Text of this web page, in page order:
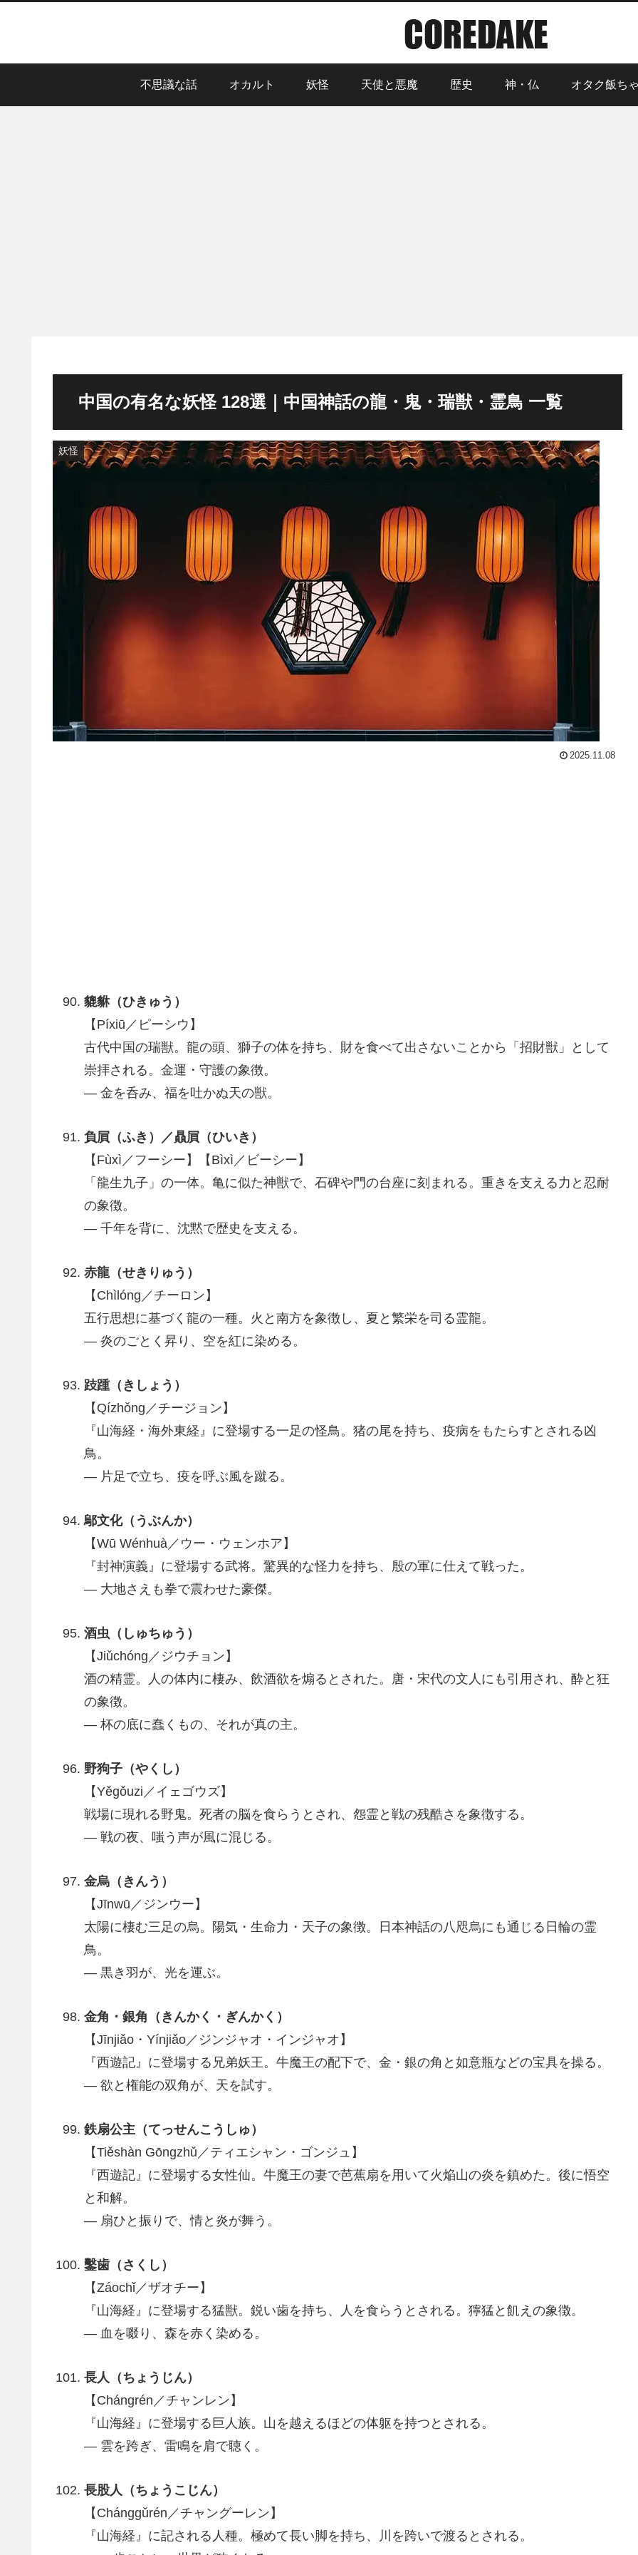
不思議な話 オカルト 妖怪 天使と悪魔 歴史 神・仏 オタク飯ち
中国の有名な妖怪 128選｜中国神話の龍・鬼・瑞獣・霊鳥 一覧
妖怪
2025.11.08
貔貅（ひきゅう）
【Píxiū／ピーシウ】
古代中国の瑞獣。龍の頭、獅子の体を持ち、財を食べて出さないことから「招財獣」として
崇拝される。金運・守護の象徴。
― 金を呑み、福を吐かぬ天の獣。
負屓（ふき）／贔屓（ひいき）
【Fùxì／フーシー】【Bìxì／ビーシー】
「龍生九子」の一体。亀に似た神獣で、石碑や門の台座に刻まれる。重きを支える力と忍耐
の象徴。
― 千年を背に、沈黙で歴史を支える。
赤龍（せきりゅう）
【Chìlóng／チーロン】
五行思想に基づく龍の一種。火と南方を象徴し、夏と繁栄を司る霊龍。
― 炎のごとく昇り、空を紅に染める。
跂踵（きしょう）
【Qízhǒng／チージョン】
『山海経・海外東経』に登場する一足の怪鳥。猪の尾を持ち、疫病をもたらすとされる凶
鳥。
― 片足で立ち、疫を呼ぶ風を蹴る。
鄔文化（うぶんか）
【Wū Wénhuà／ウー・ウェンホア】
『封神演義』に登場する武将。驚異的な怪力を持ち、殷の軍に仕えて戦った。
― 大地さえも拳で震わせた豪傑。
酒虫（しゅちゅう）
【Jiǔchóng／ジウチョン】
酒の精霊。人の体内に棲み、飲酒欲を煽るとされた。唐・宋代の文人にも引用され、酔と狂
の象徴。
― 杯の底に蠢くもの、それが真の主。
野狗子（やくし）
【Yěgǒuzi／イェゴウズ】
戦場に現れる野鬼。死者の脳を食らうとされ、怨霊と戦の残酷さを象徴する。
― 戦の夜、嗤う声が風に混じる。
金烏（きんう）
【Jīnwū／ジンウー】
太陽に棲む三足の烏。陽気・生命力・天子の象徴。日本神話の八咫烏にも通じる日輪の霊
鳥。
― 黒き羽が、光を運ぶ。
金角・銀角（きんかく・ぎんかく）
【Jīnjiǎo・Yínjiǎo／ジンジャオ・インジャオ】
『西遊記』に登場する兄弟妖王。牛魔王の配下で、金・銀の角と如意瓶などの宝具を操る。
― 欲と権能の双角が、天を試す。
鉄扇公主（てっせんこうしゅ）
【Tiěshàn Gōngzhǔ／ティエシャン・ゴンジュ】
『西遊記』に登場する女性仙。牛魔王の妻で芭蕉扇を用いて火焔山の炎を鎮めた。後に悟空
と和解。
― 扇ひと振りで、情と炎が舞う。
鑿歯（さくし）
【Záochǐ／ザオチー】
『山海経』に登場する猛獣。鋭い歯を持ち、人を食らうとされる。獰猛と飢えの象徴。
― 血を啜り、森を赤く染める。
長人（ちょうじん）
【Chángrén／チャンレン】
『山海経』に登場する巨人族。山を越えるほどの体躯を持つとされる。
― 雲を跨ぎ、雷鳴を肩で聴く。
長股人（ちょうこじん）
【Chánggǔrén／チャングーレン】
『山海経』に記される人種。極めて長い脚を持ち、川を跨いで渡るとされる。